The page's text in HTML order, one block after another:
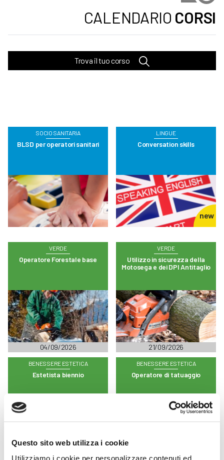
Questo sito web utilizza i cookie
CALENDARIO CORSI
Trova il tuo corso
SOCIO SANITARIA
BLSD per operatori sanitari
LINGUE
Conversation skills
new
VERDE
Operatore Forestale base
04/09/2026
VERDE
Utilizzo in sicurezza della
Motosega e dei DPI Antitaglio
21/09/2026
BENESSERE ESTETICA
Estetista biennio
BENESSERE ESTETICA
Operatore di tatuaggio